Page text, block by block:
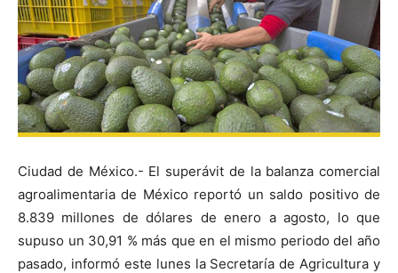
Ciudad de México.- El superávit de la balanza comercial
agroalimentaria de México reportó un saldo positivo de
8.839 millones de dólares de enero a agosto, lo que
supuso un 30,91 % más que en el mismo periodo del año
pasado, informó este lunes la Secretaría de Agricultura y